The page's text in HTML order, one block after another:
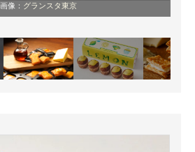
画像： グランスタ東京